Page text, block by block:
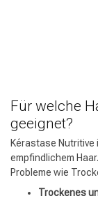
Für welche
geeignet?
Kérastase Nutritive
empfindlichem
Probleme wie
Trockenes